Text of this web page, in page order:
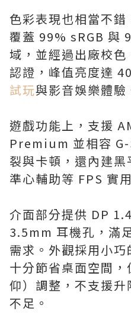
色彩表現也相當不
覆蓋 99% sRGB 與
域，並經過出廠校
認證，峰值亮度達
試玩與影音娛樂體驗
遊戲功能上，支援
Premium 並相容
裂與卡頓，還內建
準心輔助等 FPS 實
介面部分提供 DP
3.5mm 耳機孔，滿
需求。外觀採用小巧
十分節省桌面空間
仰）調整，不支援
不足。